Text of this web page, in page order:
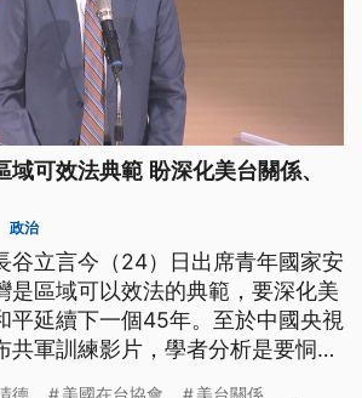
可效法典範 盼深化美台關係、
政治
谷立言今（24）日出席青年國家安
是區域可以效法的典範，要深化美
平延續下一個45年。至於中國央視
共軍訓練影片，學者分析是要恫嚇
德 美國在台協會 美台關係 ...